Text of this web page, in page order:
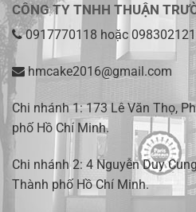
CÔNG TY TNHH THUẬN
0917770118 hoặc
hmcake2016@gmail.com
Chi nhánh 1:173 Lê Văn Thọ,
phố Hồ Chí Minh.
Chi nhánh 2: 4 Nguyễn Duy
Thành phố Hồ Chí Minh.